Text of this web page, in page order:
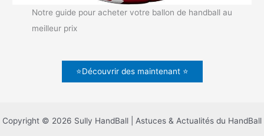
Notre guide pour acheter votre ballon de handball au
meilleur prix
⭐Découvrir des maintenant ⭐
Copyright © 2026 Sully HandBall | Astuces & Actualités du HandBall